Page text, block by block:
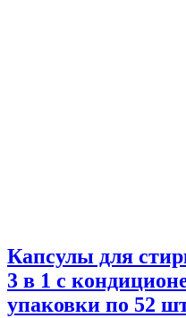
Капсулы для
3 в 1 с
упаковки по 52